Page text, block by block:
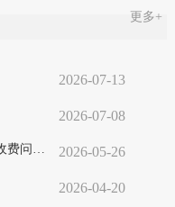
更多+
2026-07-13
2026-07-08
关于整治农村地区领取邮件快件违规收费问题的公告 2026-05-26
2026-04-20